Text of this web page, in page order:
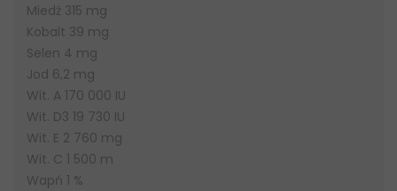
Miedź 315 mg
Kobalt 39 mg
Selen 4 mg
Jod 6,2 mg
Wit. A 170 000 IU
Wit. D3 19 730 IU
Wit. E 2 760 mg
Wit. C 1 500 m
Wapń 1 %